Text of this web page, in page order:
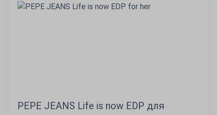
PEPE JEANS Life is now EDP для